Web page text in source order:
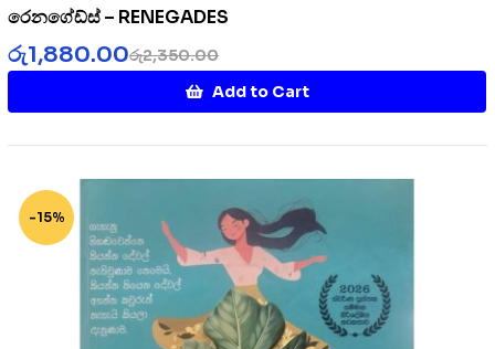
රෙනගේඩ්ස් – RENEGADES
රු2,350.00
රු1,880.00
Add to Cart
-15%